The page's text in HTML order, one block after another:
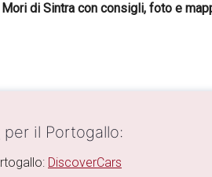
di Sintra con consigli, foto e
per il Portogallo:
DiscoverCars